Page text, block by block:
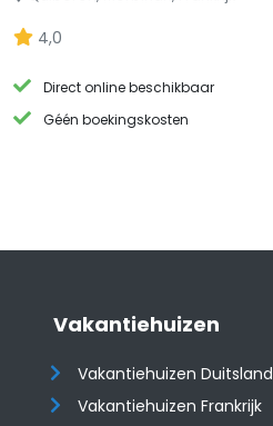
4,0
Direct online beschikbaar
Géén boekingskosten
Vakantiehuizen
Vakantiehuizen Duitsland
Vakantiehuizen Frankrijk